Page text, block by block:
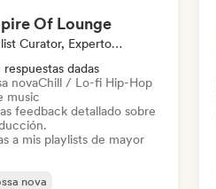
Of Lounge
Playlist Curator, Experto En Sonido
dadas
novaChill / Lo-fi Hip-Hop
music
feedback detallado sobre
a mis playlists de mayor
nova